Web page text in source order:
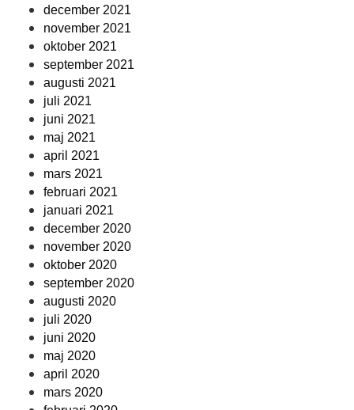
december 2021
november 2021
oktober 2021
september 2021
augusti 2021
juli 2021
juni 2021
maj 2021
april 2021
mars 2021
februari 2021
januari 2021
december 2020
november 2020
oktober 2020
september 2020
augusti 2020
juli 2020
juni 2020
maj 2020
april 2020
mars 2020